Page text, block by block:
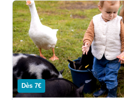
Dégustation
Dès 7€